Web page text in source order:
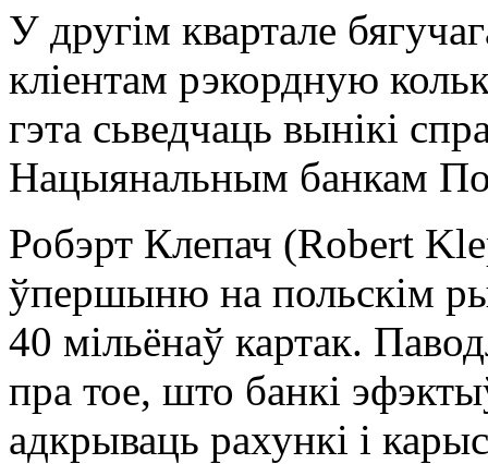
У другім квартале
кліентам рэкордную
гэта сьведчаць вынікі
Нацыянальным банкам
Робэрт Клепач (Robert
ўпершыню на польскім
40 мільёнаў картак.
пра тое, што банкі
адкрываць рахункі і